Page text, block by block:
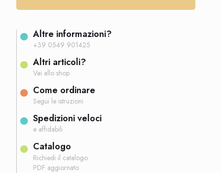
Altre informazioni?
+39 0549 901425
Altri articoli?
Vai allo shop
Come ordinare
Segui le istruzioni
Spedizioni veloci
e affidabili
Catalogo
Richiedi il catalogo
PDF aggiornato